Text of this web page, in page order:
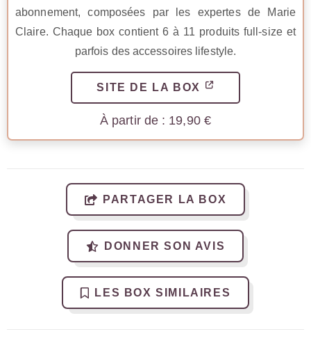
abonnement, composées par les expertes de Marie
Claire. Chaque box contient 6 à 11 produits full-size et
parfois des accessoires lifestyle.
SITE DE LA BOX
19,90 €
PARTAGER LA BOX
DONNER SON AVIS
LES BOX SIMILAIRES